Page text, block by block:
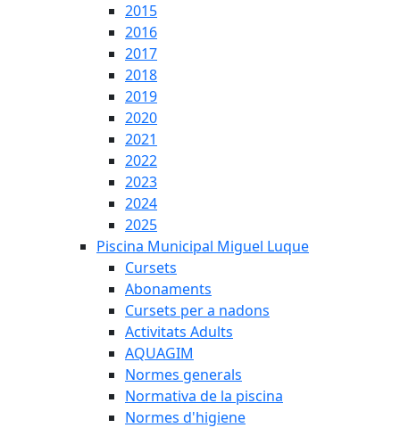
2015
2016
2017
2018
2019
2020
2021
2022
2023
2024
2025
Piscina Municipal Miguel Luque
Cursets
Abonaments
Cursets per a nadons
Activitats Adults
AQUAGIM
Normes generals
Normativa de la piscina
Normes d'higiene